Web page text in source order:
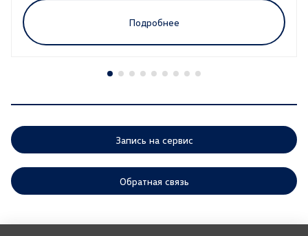
Подробнее
Запись на сервис
Обратная связь